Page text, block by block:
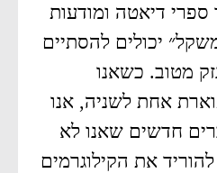
ספרי דיאטה ומודעות
יכולים להסתיים
מטוב. כשאנו
אחת לשניה, אנו
חדשים שאנו לא
להוריד את הקילוגרמים